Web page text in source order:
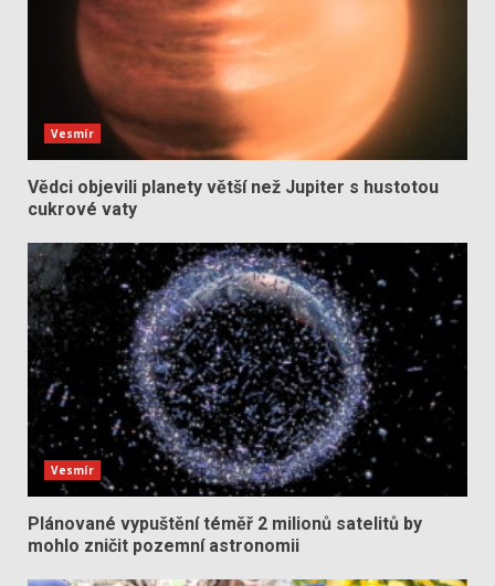
Vesmír
Vědci objevili planety větší než Jupiter s hustotou
cukrové vaty
Vesmír
Plánované vypuštění téměř 2 milionů satelitů by
mohlo zničit pozemní astronomii